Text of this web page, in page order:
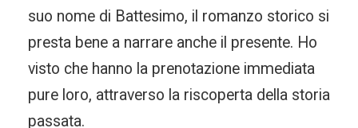
suo nome di Battesimo, il romanzo storico si
presta bene a narrare anche il presente. Ho
visto che hanno la prenotazione immediata
pure loro, attraverso la riscoperta della storia
passata.